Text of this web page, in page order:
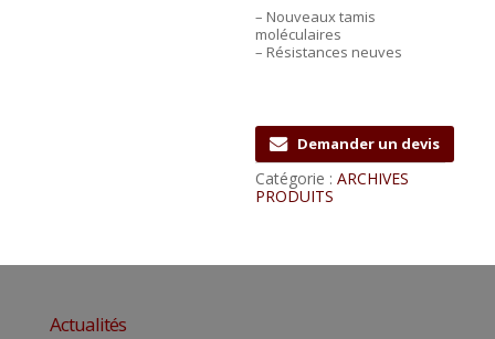
– Nouveaux tamis
moléculaires
– Résistances neuves
Demander un devis
Catégorie :ARCHIVES
PRODUITS
Actualités